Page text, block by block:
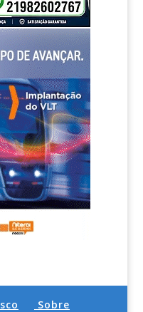
Sobre